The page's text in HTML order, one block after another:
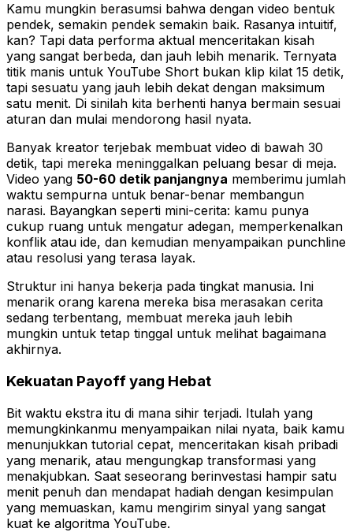
Kamu mungkin berasumsi bahwa dengan video bentuk
pendek, semakin pendek semakin baik. Rasanya intuitif,
kan? Tapi data performa aktual menceritakan kisah
yang sangat berbeda, dan jauh lebih menarik. Ternyata
titik manis untuk YouTube Short bukan klip kilat 15 detik,
tapi sesuatu yang jauh lebih dekat dengan maksimum
satu menit. Di sinilah kita berhenti hanya bermain sesuai
aturan dan mulai mendorong hasil nyata.
Banyak kreator terjebak membuat video di bawah 30
detik, tapi mereka meninggalkan peluang besar di meja.
Video yang 50-60 detik panjangnya memberimu jumlah
waktu sempurna untuk benar-benar membangun
narasi. Bayangkan seperti mini-cerita: kamu punya
cukup ruang untuk mengatur adegan, memperkenalkan
konflik atau ide, dan kemudian menyampaikan punchline
atau resolusi yang terasa layak.
Struktur ini hanya bekerja pada tingkat manusia. Ini
menarik orang karena mereka bisa merasakan cerita
sedang terbentang, membuat mereka jauh lebih
mungkin untuk tetap tinggal untuk melihat bagaimana
akhirnya.
Kekuatan Payoff yang Hebat
Bit waktu ekstra itu di mana sihir terjadi. Itulah yang
memungkinkanmu menyampaikan nilai nyata, baik kamu
menunjukkan tutorial cepat, menceritakan kisah pribadi
yang menarik, atau mengungkap transformasi yang
menakjubkan. Saat seseorang berinvestasi hampir satu
menit penuh dan mendapat hadiah dengan kesimpulan
yang memuaskan, kamu mengirim sinyal yang sangat
kuat ke algoritma YouTube.